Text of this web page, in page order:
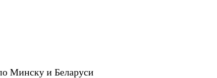
Минску и Беларуси